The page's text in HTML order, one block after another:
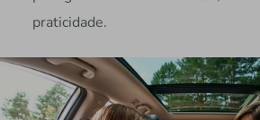
praticidade.